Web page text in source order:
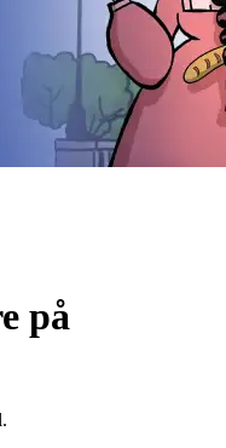
på